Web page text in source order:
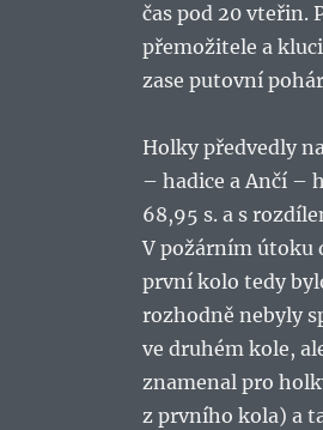
čas pod 20 vteřin.
přemožitele a
zase putovní
Holky předvedly
– hadice a Ančí –
68,95 s. a s
V požárním útoku
první kolo tedy
rozhodně nebyly
ve druhém kole,
znamenal pro
z prvního kola) a